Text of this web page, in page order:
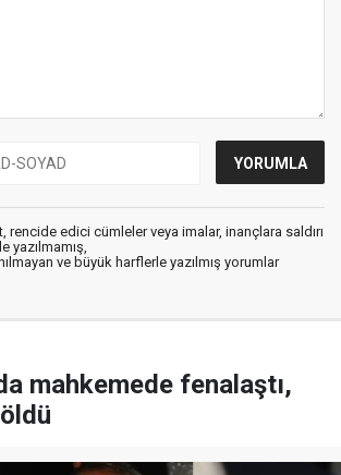
rencide edici cümleler veya imalar, inançlara saldırı
yazılmamış,
ve büyük harflerle yazılmış yorumlar
mahkemede fenalaştı,